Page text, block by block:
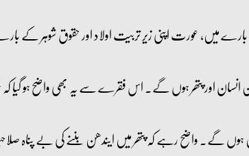
بارے میں، عورت اپنی زیر تربیت اولاد اور حقوق شوہر
اور پتھر ہوں گے۔ اس فقرے سے یہ بھی واضح ہو گیا
ہوں گے۔ واضح رہے کہ پتھر میں ایندھن بننے کی بے پناہ